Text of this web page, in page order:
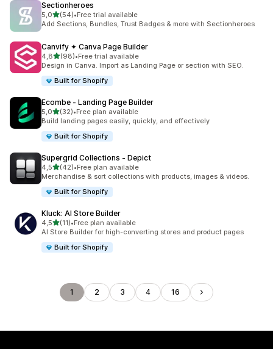
Sectionheroes
5,0z 5 hvězd
(54)
Celkový počet recenzí: 54
•Free trial available
Add Sections, Bundles, Trust Badges & more with Sectionheroes
Canvify ✦ Canva Page Builder
4,8z 5 hvězd
(98)
Celkový počet recenzí: 98
•Free trial available
Design in Canva. Import as Landing Page or section with SEO.
Built for Shopify
Ecombe ‑ Landing Page Builder
5,0z 5 hvězd
(32)
Celkový počet recenzí: 32
•Free plan available
Build landing pages easily, quickly, and effectively
Built for Shopify
Supergrid Collections ‑ Depict
4,5z 5 hvězd
(42)
Celkový počet recenzí: 42
•Free plan available
Merchandise & sort collections with products, images & videos.
Built for Shopify
Kluck: AI Store Builder
4,5z 5 hvězd
(11)
Celkový počet recenzí: 11
•Free plan available
AI Store Builder for high-converting stores and product pages
Built for Shopify
1 2 3 4 16